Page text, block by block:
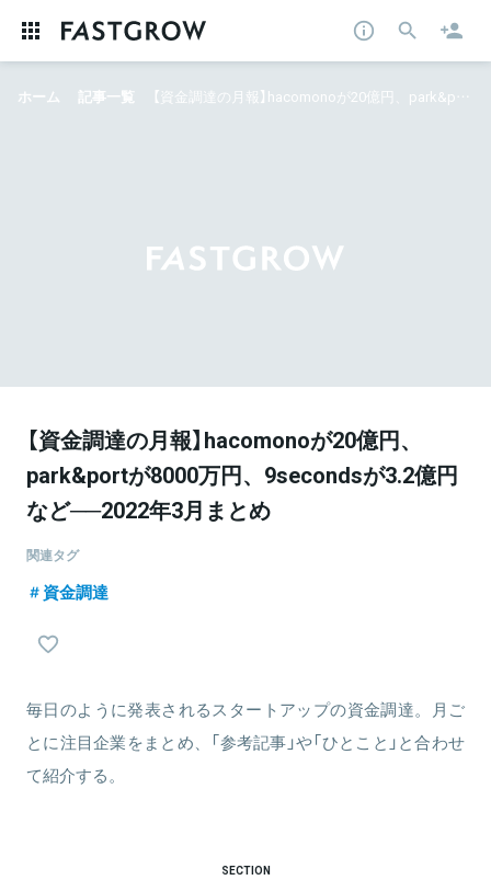
ホーム 記事一覧 【資金調達の月報】hacomonoが20億円、park&portが8000万円、9secondsが3.2億円など──2022年3月まとめ
【資金調達の月報】hacomonoが20億円、
park&portが8000万円、9secondsが3.2億円
など──2022年3月まとめ
関連タグ
資金調達
毎日のように発表されるスタートアップの資金調達。月ご
とに注目企業をまとめ、「参考記事」や「ひとこと」と合わせ
て紹介する。
SECTION